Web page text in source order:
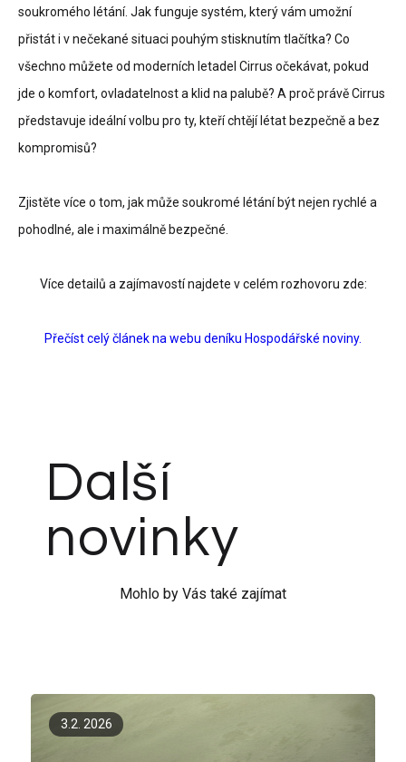
soukromého létání. Jak funguje systém, který vám umožní
přistát i v nečekané situaci pouhým stisknutím tlačítka? Co
všechno můžete od moderních letadel Cirrus očekávat, pokud
jde o komfort, ovladatelnost a klid na palubě? A proč právě Cirrus
představuje ideální volbu pro ty, kteří chtějí létat bezpečně a bez
kompromisů?
Zjistěte více o tom, jak může soukromé létání být nejen rychlé a
pohodlné, ale i maximálně bezpečné.
Více detailů a zajímavostí najdete v celém rozhovoru zde:
Přečíst celý článek na webu deníku Hospodářské noviny.
Další
novinky
Mohlo by Vás také zajímat
3.2. 2026